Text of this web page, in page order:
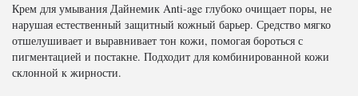
Крем для умывания Дайнемик Anti-age глубоко очищает поры, не
нарушая естественный защитный кожный барьер. Средство мягко
отшелушивает и выравнивает тон кожи, помогая бороться с
пигментацией и постакне. Подходит для комбинированной кожи
склонной к жирности.